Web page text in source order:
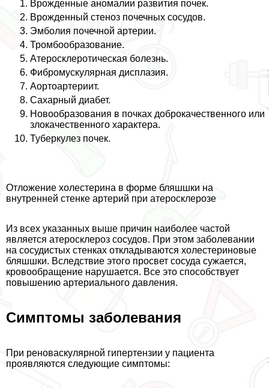
Врожденные аномалии развития почек.
Врожденный стеноз почечных сосудов.
Эмболия почечной артерии.
Тромбообразование.
Атеросклеротическая болезнь.
Фибромускулярная дисплазия.
Аортоартериит.
Сахарный диабет.
Новообразования в почках доброкачественного или
злокачественного хаpaктера.
Туберкулез почек.
Отложение холестерина в форме бляшшки на
внутренней стенке артерий при атеросклерозе
Из всех указанных выше причин наиболее частой
является атеросклероз сосудов. При этом заболевании
на сосудистых стенках откладываются холестериновые
бляшшки. Вследствие этого просвет сосуда сужается,
кровообращение нарушается. Все это способствует
повышению артериального давления.
Симптомы заболевания
При реноваскулярной гипертензии у пациента
проявляются следующие симптомы: